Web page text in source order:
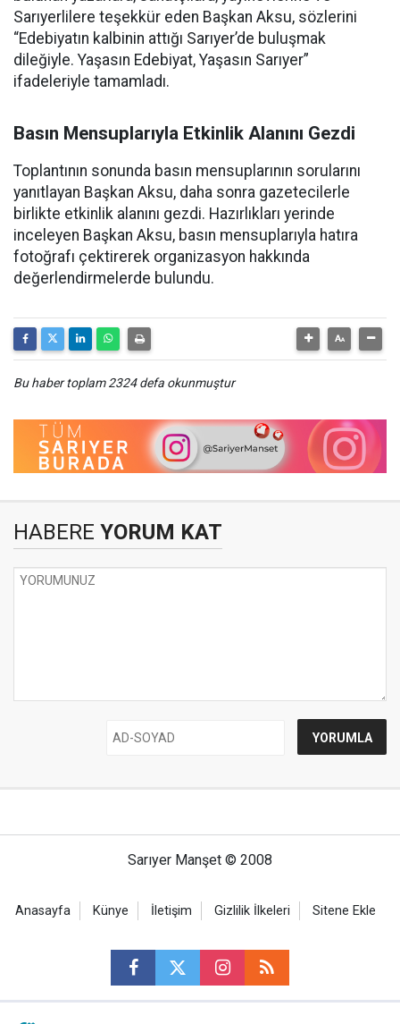
Sarıyerlilere teşekkür eden Başkan Aksu, sözlerini
“Edebiyatın kalbinin attığı Sarıyer’de buluşmak
dileğiyle. Yaşasın Edebiyat, Yaşasın Sarıyer”
ifadeleriyle tamamladı.
Basın Mensuplarıyla Etkinlik Alanını Gezdi
Toplantının sonunda basın mensuplarının sorularını
yanıtlayan Başkan Aksu, daha sonra gazetecilerle
birlikte etkinlik alanını gezdi. Hazırlıkları yerinde
inceleyen Başkan Aksu, basın mensuplarıyla hatıra
fotoğrafı çektirerek organizasyon hakkında
değerlendirmelerde bulundu.
Bu haber toplam 2324 defa okunmuştur
HABERE YORUM KAT
Sarıyer Manşet © 2008
Anasayfa Künye İletişim Gizlilik İlkeleri Sitene Ekle